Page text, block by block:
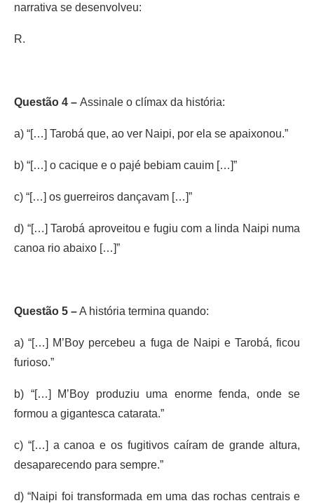
narrativa se desenvolveu:
R.
Questão 4 – Assinale o clímax da história:
a) “[…] Tarobá que, ao ver Naipi, por ela se apaixonou.”
b) “[…] o cacique e o pajé bebiam cauim […]”
c) “[…] os guerreiros dançavam […]”
d) “[…] Tarobá aproveitou e fugiu com a linda Naipi numa
canoa rio abaixo […]”
Questão 5 –A história termina quando:
a) “[…] M’Boy percebeu a fuga de Naipi e Tarobá, ficou
furioso.”
b) “[…] M’Boy produziu uma enorme fenda, onde se
formou a gigantesca catarata.”
c) “[…] a canoa e os fugitivos caíram de grande altura,
desaparecendo para sempre.”
d) “Naipi foi transformada em uma das rochas centrais e